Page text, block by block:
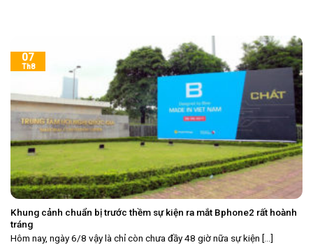
Khung cảnh chuẩn bị trước thềm sự kiện ra mắt Bphone2 rất hoành
tráng
Hôm nay, ngày 6/8 vậy là chỉ còn chưa đầy 48 giờ nữa sự kiện [...]
07
Th8